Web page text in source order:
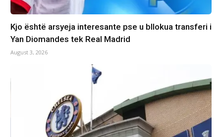
Kjo është arsyeja interesante pse u bllokua transferi i
Yan Diomandes tek Real Madrid
August 3, 2026